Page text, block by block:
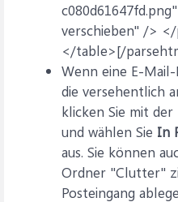
verschieben" />
</table>[/
Wenn eine E-
die versehentlich
klicken Sie mit
und wählen Sie In
aus. Sie können
Ordner "Clutter"
Posteingang